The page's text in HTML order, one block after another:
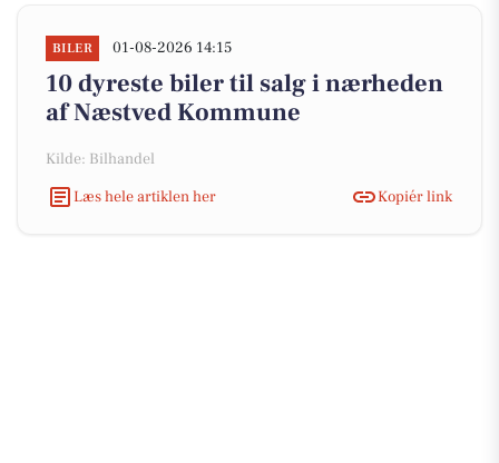
BILER 01-08-2026 14:15
10 dyreste biler til salg i nærheden
af Næstved Kommune
Kilde: Bilhandel
Læs hele artiklen her
Kopiér link